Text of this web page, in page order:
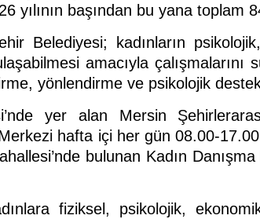
yılının başından bu yana toplam
Belediyesi; kadınların
amacıyla çalışmalarını
yönlendirme ve psikolojik
yer alan Mersin
hafta içi her gün 08.00-
bulunan Kadın
fiziksel, psikolojik,